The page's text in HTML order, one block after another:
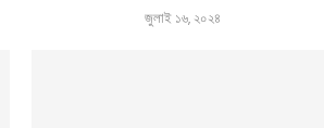
জুলাই ১৬, ২০২৪